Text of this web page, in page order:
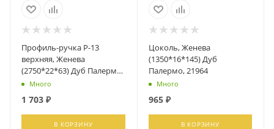
Профиль-ручка Р-13
верхняя, Женева
(2750*22*63) Дуб Палермо,
21963
Много
1 703 ₽
В КОРЗИНУ
Цоколь, Женева
(1350*16*145) Дуб
Палермо, 21964
Много
965₽
В КОРЗИНУ